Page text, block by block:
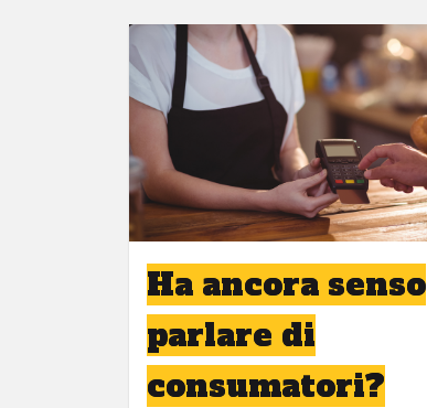
Ha ancora senso
parlare di
consumatori?